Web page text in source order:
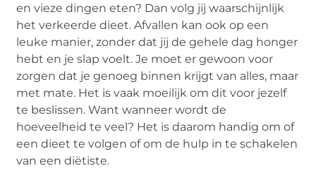
en vieze dingen eten? Dan volg jij waarschijnlijk
het verkeerde dieet. Afvallen kan ook op een
leuke manier, zonder dat jij de gehele dag honger
hebt en je slap voelt. Je moet er gewoon voor
zorgen dat je genoeg binnen krijgt van alles, maar
met mate. Het is vaak moeilijk om dit voor jezelf
te beslissen. Want wanneer wordt de
hoeveelheid te veel? Het is daarom handig om of
een dieet te volgen of om de hulp in te schakelen
van een diëtiste.